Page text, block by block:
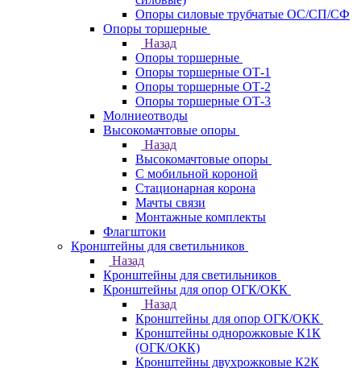
Опоры силовые трубчатые ОС/СП/СФ
Опоры торшерные
Назад
Опоры торшерные
Опоры торшерные ОТ-1
Опоры торшерные ОТ-2
Опоры торшерные ОТ-3
Молниеотводы
Высокомачтовые опоры
Назад
Высокомачтовые опоры
С мобильной короной
Стационарная корона
Мачты связи
Монтажные комплекты
Флагштоки
Кронштейны для светильников
Назад
Кронштейны для светильников
Кронштейны для опор ОГК/ОКК
Назад
Кронштейны для опор ОГК/ОКК
Кронштейны однорожковые К1К
(ОГК/ОКК)
Кронштейны двухрожковые К2К